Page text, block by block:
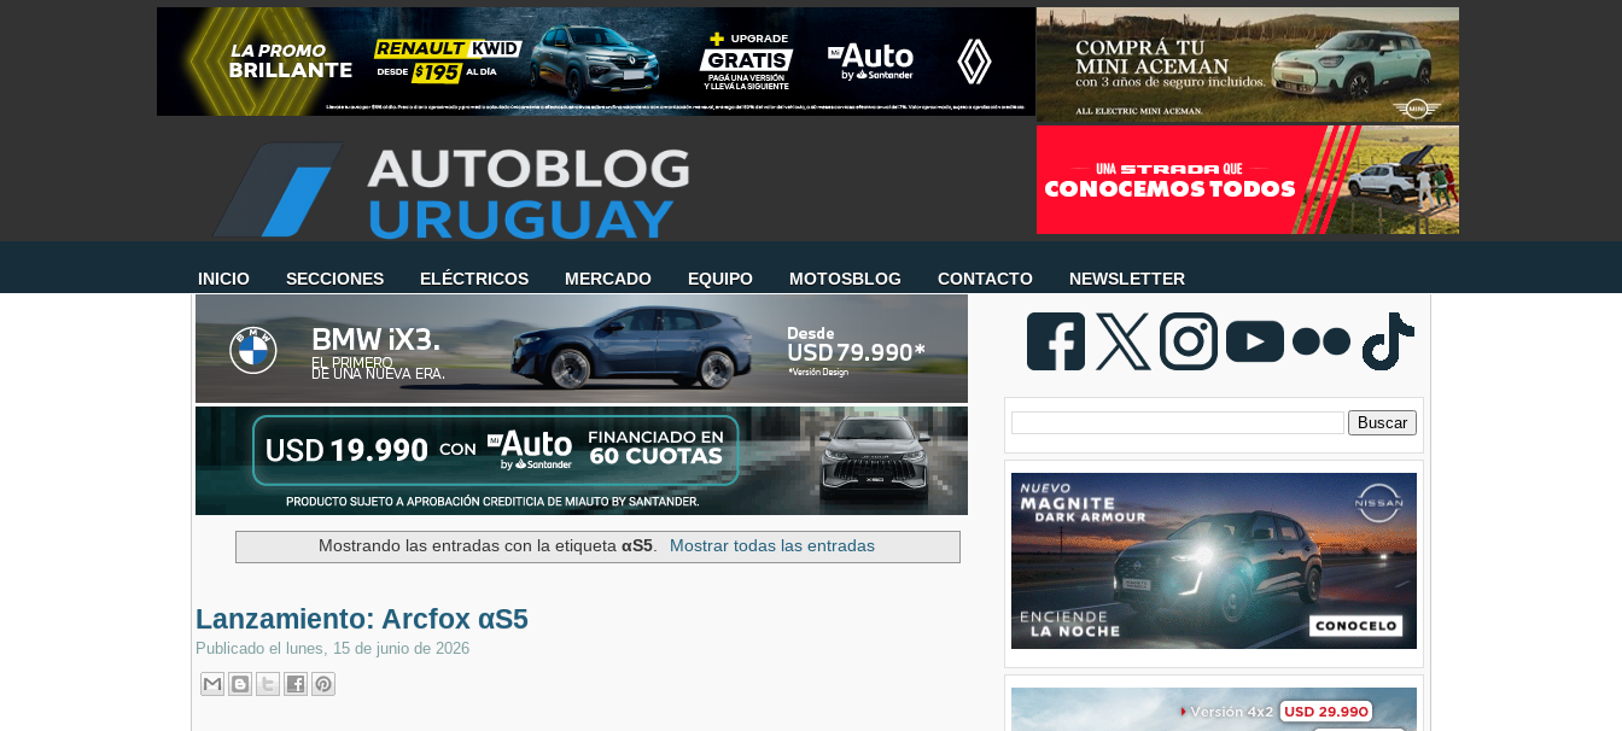
INICIO SECCIONES ELÉCTRICOS MERCADO EQUIPO MOTOSBLOG CONTACTO NEWSLETTER
Mostrando las entradas con la etiquetaαS5. Mostrar todas las entradas
Lanzamiento: Arcfox αS5
Publicado el lunes, 15 de junio de 2026